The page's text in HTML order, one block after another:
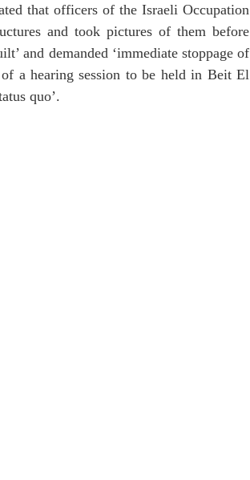
that officers of the Israeli Occupation
and took pictures of them before
and demanded ‘immediate stoppage of
a hearing session to be held in Beit El
quo’.